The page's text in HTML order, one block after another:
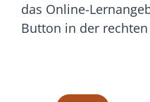
das Online-
Button in der